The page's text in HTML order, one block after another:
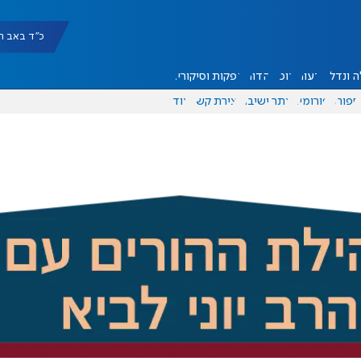
כ"ד באב תשפ"ו
ונדל"ן דעות אוכל יהדות הפקות וסיקורים
ספורט פורומים אתר ישיבה יצירת קשר עוד